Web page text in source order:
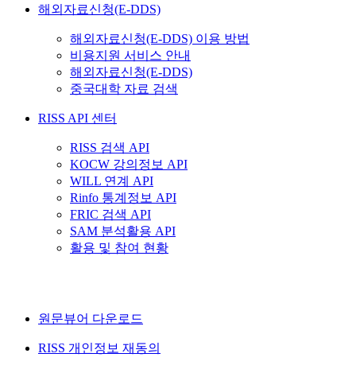
해외자료신청(E-DDS)
해외자료신청(E-DDS) 이용 방법
비용지원 서비스 안내
해외자료신청(E-DDS)
중국대학 자료 검색
RISS API 센터
RISS 검색 API
KOCW 강의정보 API
WILL 연계 API
Rinfo 통계정보 API
FRIC 검색 API
SAM 분석활용 API
활용 및 참여 현황
원문뷰어 다운로드
RISS 개인정보 재동의